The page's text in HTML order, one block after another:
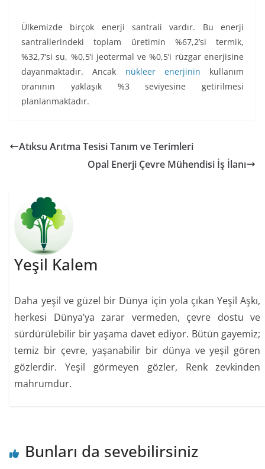
Ülkemizde birçok enerji santrali vardır. Bu enerji
santrallerindeki toplam üretimin %67,2’si termik,
%32,7’si su, %0,5’i jeotermal ve %0,5’i rüzgar enerjisine
dayanmaktadır. Ancak nükleer enerjinin kullanım
oranının yaklaşık %3 seviyesine getirilmesi
planlanmaktadır.
Atıksu Arıtma Tesisi Tanım ve Terimleri
Opal Enerji Çevre Mühendisi İş İlanı
Yeşil Kalem
Daha yeşil ve güzel bir Dünya için yola çıkan Yeşil Aşkı,
herkesi Dünya’ya zarar vermeden, çevre dostu ve
sürdürülebilir bir yaşama davet ediyor. Bütün gayemiz;
temiz bir çevre, yaşanabilir bir dünya ve yeşil gören
gözlerdir. Yeşil görmeyen gözler, Renk zevkinden
mahrumdur.
Bunları da sevebilirsiniz